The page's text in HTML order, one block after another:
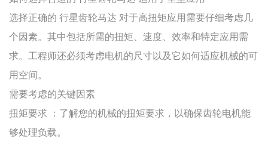
选择正确的 行星齿轮马达 对于高扭矩应用需要仔细考虑几
个因素。其中包括所需的扭矩、速度、效率和特定应用需
求。工程师还必须考虑电机的尺寸以及它如何适应机械的可
用空间。
需要考虑的关键因素
扭矩要求
：了解您的机械的扭矩要求，以确保齿轮电机能
够处理负载。